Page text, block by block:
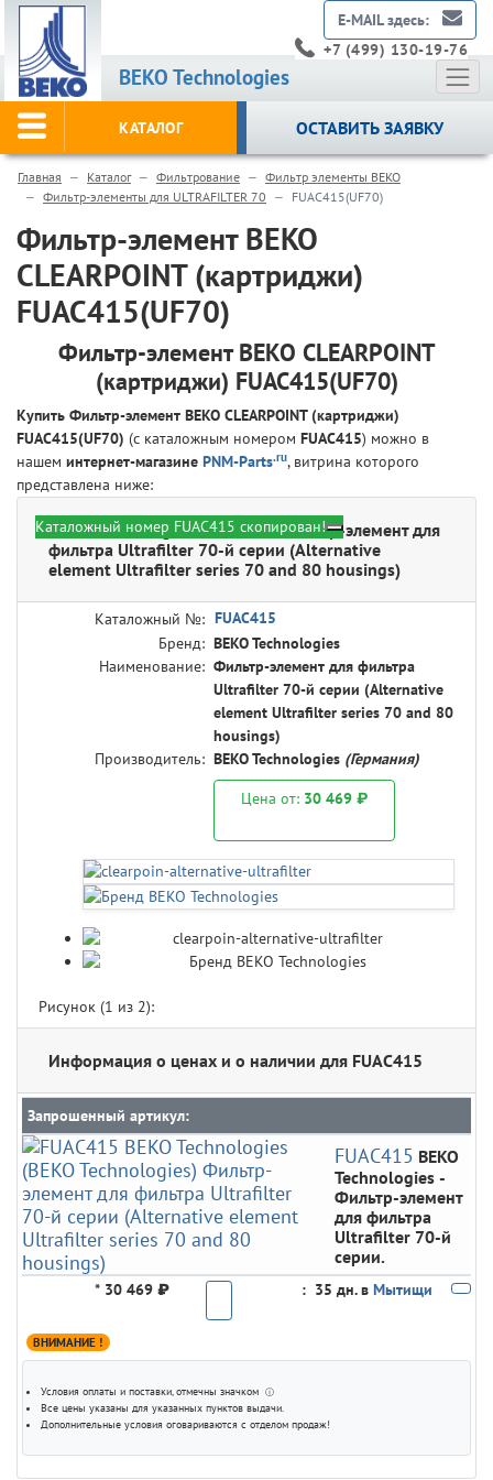
BEKO Technologies
E-MAIL здесь:
+7 (499) 130-19-76
КАТАЛОГ ОСТАВИТЬ ЗАЯВКУ
Главная Каталог Фильтрование
Фильтр элементы BEKO
Фильтр-элементы для ULTRAFILTER 70
FUAC415(UF70)
Фильтр-элемент BEKO
CLEARPOINT (картриджи)
FUAC415(UF70)
Фильтр-элемент BEKO CLEARPOINT
(картриджи) FUAC415(UF70)
Купить Фильтр-элемент BEKO CLEARPOINT (картриджи)
FUAC415(UF70) (с каталожным номером FUAC415) можно в
нашем интернет-магазине PNM-Parts.ru, витрина которого
представлена ниже:
BEKO Technologies FUAC415 - Фильтр-элемент для
фильтра Ultrafilter 70-й серии (Alternative
element Ultrafilter series 70 and 80 housings)
Каталожный №: FUAC415
Бренд: BEKO Technologies
Наименование: Фильтр-элемент для фильтра
Ultrafilter 70-й серии (Alternative
element Ultrafilter series 70 and 80
housings)
Производитель: BEKO Technologies (Германия)
Цена от: 30 469 ₽
Рисунок (1 из 2):
Каталожный номер FUAC415 скопирован!
Информация о ценах и о наличии для FUAC415
Запрошенный артикул:
FUAC415 BEKO
Technologies -
Фильтр-элемент
для фильтра
Ultrafilter 70-й
серии.
* 30 469 ₽ : 35 дн. в Мытищи
ВНИМАНИЕ !
Условия оплаты и поставки, отмечны значком ⓘ
Все цены указаны для указанных пунктов выдачи.
Дополнительные условия оговариваются с отделом продаж!